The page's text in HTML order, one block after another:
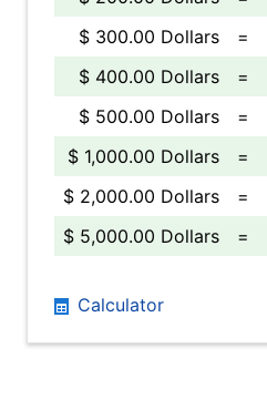
$ 300.00 Dollars
=
$ 400.00 Dollars
=
$ 500.00 Dollars
=
$ 1,000.00 Dollars
=
$ 2,000.00 Dollars
=
$ 5,000.00 Dollars
=
Calculator